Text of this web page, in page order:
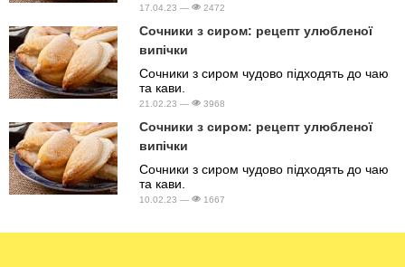
17.04.23 — 2472
Сочники з сиром: рецепт улюбленої
випічки
Сочники з сиром чудово підходять до чаю
та кави.
21.02.23 — 3968
Сочники з сиром: рецепт улюбленої
випічки
Сочники з сиром чудово підходять до чаю
та кави.
10.02.23 — 1667